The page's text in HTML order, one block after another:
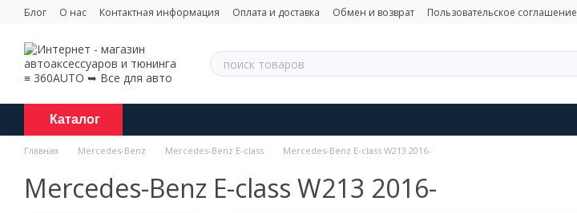
Перейти к основному контенту
Блог О нас Контактная информация Оплата и доставка Обмен и возврат Пользовательское соглашение
Каталог
Главная Mercedes-Benz Mercedes-Benz E-class Mercedes-Benz E-class W213 2016-
Mercedes-Benz E-class W213 2016-